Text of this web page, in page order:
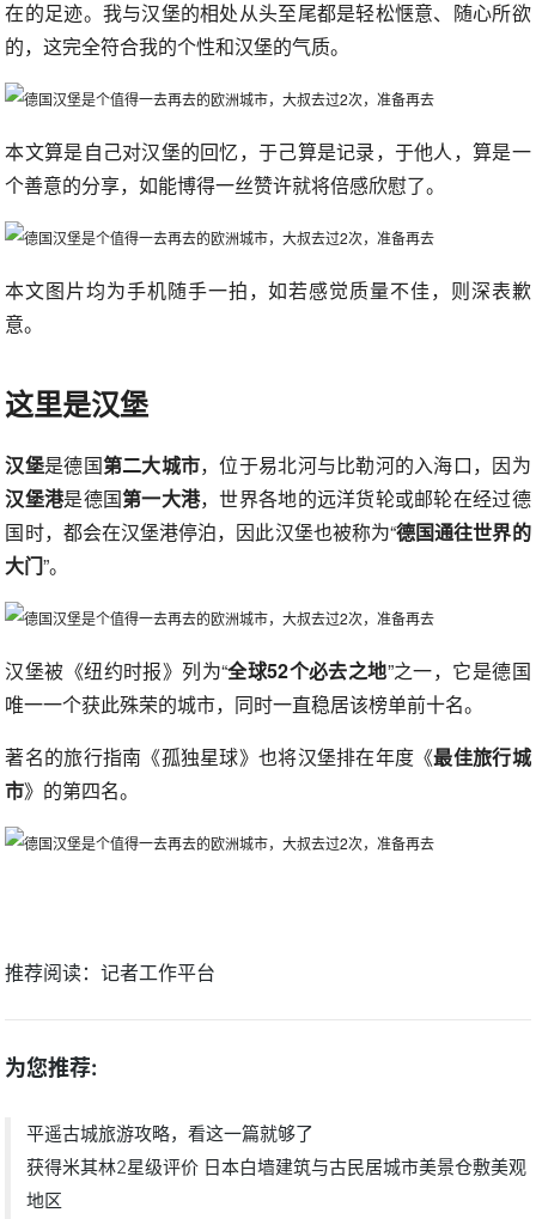
在的足迹。我与汉堡的相处从头至尾都是轻松惬意、随心所欲
的，这完全符合我的个性和汉堡的气质。
本文算是自己对汉堡的回忆，于己算是记录，于他人，算是一
个善意的分享，如能博得一丝赞许就将倍感欣慰了。
本文图片均为手机随手一拍，如若感觉质量不佳，则深表歉
意。
这里是汉堡
汉堡是德国第二大城市，位于易北河与比勒河的入海口，因为
汉堡港是德国第一大港，世界各地的远洋货轮或邮轮在经过德
国时，都会在汉堡港停泊，因此汉堡也被称为“德国通往世界的
大门”。
汉堡被《纽约时报》列为“全球52个必去之地”之一，它是德国
唯一一个获此殊荣的城市，同时一直稳居该榜单前十名。
著名的旅行指南《孤独星球》也将汉堡排在年度《最佳旅行城
市》的第四名。
推荐阅读：记者工作平台
为您推荐:
平遥古城旅游攻略，看这一篇就够了
获得米其林2星级评价 日本白墙建筑与古民居城市美景仓敷美观
地区